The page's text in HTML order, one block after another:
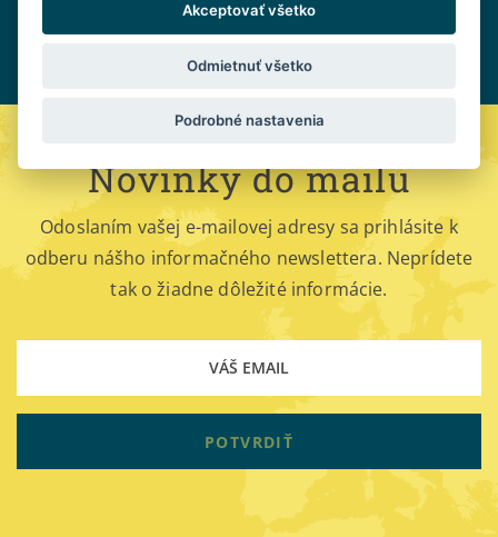
DETAILY A TERMÍNY
Novinky do mailu
Odoslaním vašej e-mailovej adresy sa prihlásite k
odberu nášho informačného newslettera. Neprídete
tak o žiadne dôležité informácie.
POTVRDIŤ
Akceptovať všetko
Odmietnuť všetko
Podrobné nastavenia